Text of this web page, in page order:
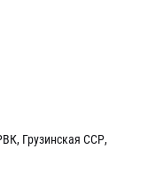
Грузинская ССР,